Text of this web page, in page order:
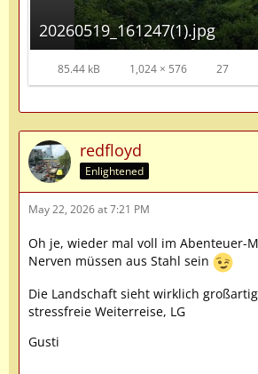
20260519_161247(1).jpg
85.44 kB 1,024 × 576 27
redfloyd
Enlightened
May 22, 2026 at 7:21 PM
Oh je, wieder mal voll im Abenteuer-
Nerven müssen aus Stahl sein
Die Landschaft sieht wirklich
stressfreie Weiterreise, LG
Gusti